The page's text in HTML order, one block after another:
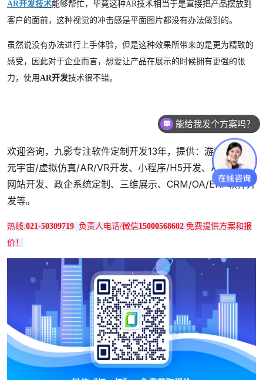
AR开发技术能够帮忙，毕竟这种AR技术相当于是直接把产品摆放到
客户的面前，这种视觉的冲击感是平面图片都没有办法做到的。
虽然说没有办法进行上手体验，但是这种效果所带来的是更为精致的
感受，因此对于企业而言，想要让产品在展示的时候拥有更强的张
力，使用AR开发技术很不错。
欢迎咨询，九影专注软件定制开发13年，提供：游戏开发、
元宇宙/虚拟仿真/AR/VR开发、小程序/H5开发、App开发/
网站开发、政企系统定制、三维展示、CRM/OA/ERP软件开
发等。
热线:021-50309719 负责人电话/微信15000568602 免费提供方案和报
价！
能给我发个方案吗？